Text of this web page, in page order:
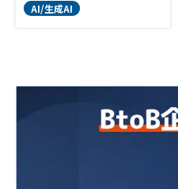
AI/生成AI